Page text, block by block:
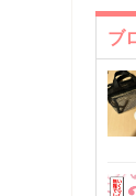
ブ